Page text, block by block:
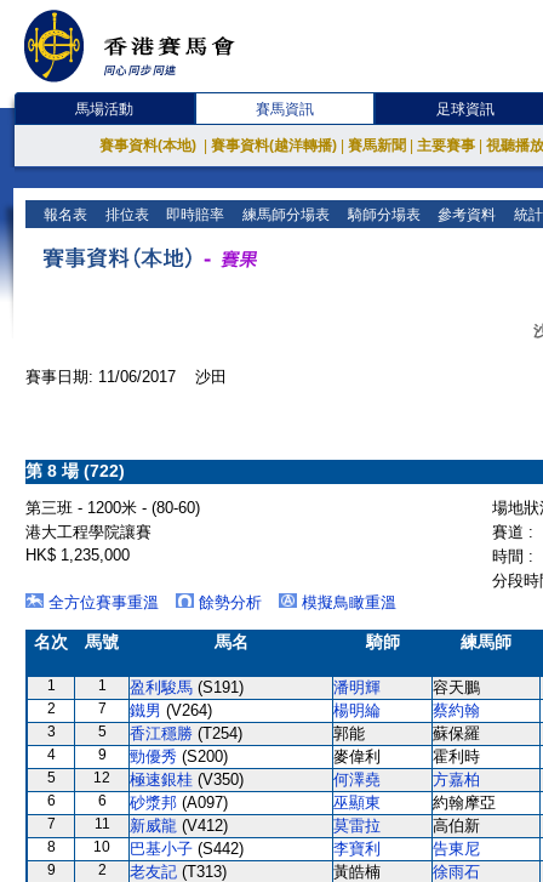
馬場活動 賽馬資訊 足球資訊
賽事資料(本地) 賽事資料(越洋轉播) 賽馬新聞 主要賽事 視聽播
報名表 排位表 即時賠率 練馬師分場表 騎師分場表 參考資料 統
賽事日期: 11/06/2017 沙田
第 8 場 (722)
第三班 - 1200米 - (80-60)
場地
港大工程學院讓賽
賽道 :
HK$ 1,235,000
時間 :
分段
全方位賽事重溫
餘勢分析 模擬鳥瞰重溫
名次 馬號 馬名 騎師 練馬師
1 1 盈利駿馬 (S191) 潘明輝 容天鵬
2 7 鐵男 (V264) 楊明綸 蔡約翰
3 5 香江穩勝 (T254) 郭能 蘇保羅
4 9 勁優秀 (S200) 麥偉利 霍利時
5 12 極速銀桂 (V350) 何澤堯 方嘉柏
6 6 砂漿邦 (A097) 巫顯東 約翰摩亞
7 11 新威龍 (V412) 莫雷拉 高伯新
8 10 巴基小子 (S442) 李寶利 告東尼
9 2 老友記 (T313) 黃皓楠 徐雨石